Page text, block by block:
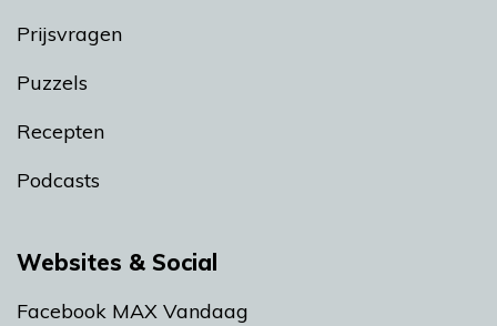
Prijsvragen
Puzzels
Recepten
Podcasts
Websites & Social
Facebook MAX Vandaag